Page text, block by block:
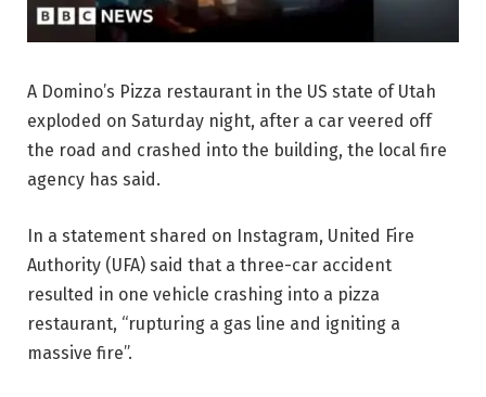
A Domino’s Pizza restaurant in the US state of Utah
exploded on Saturday night, after a car veered off
the road and crashed into the building, the local fire
agency has said.
In a statement shared on Instagram, United Fire
Authority (UFA) said that a three-car accident
resulted in one vehicle crashing into a pizza
restaurant, “rupturing a gas line and igniting a
massive fire”.